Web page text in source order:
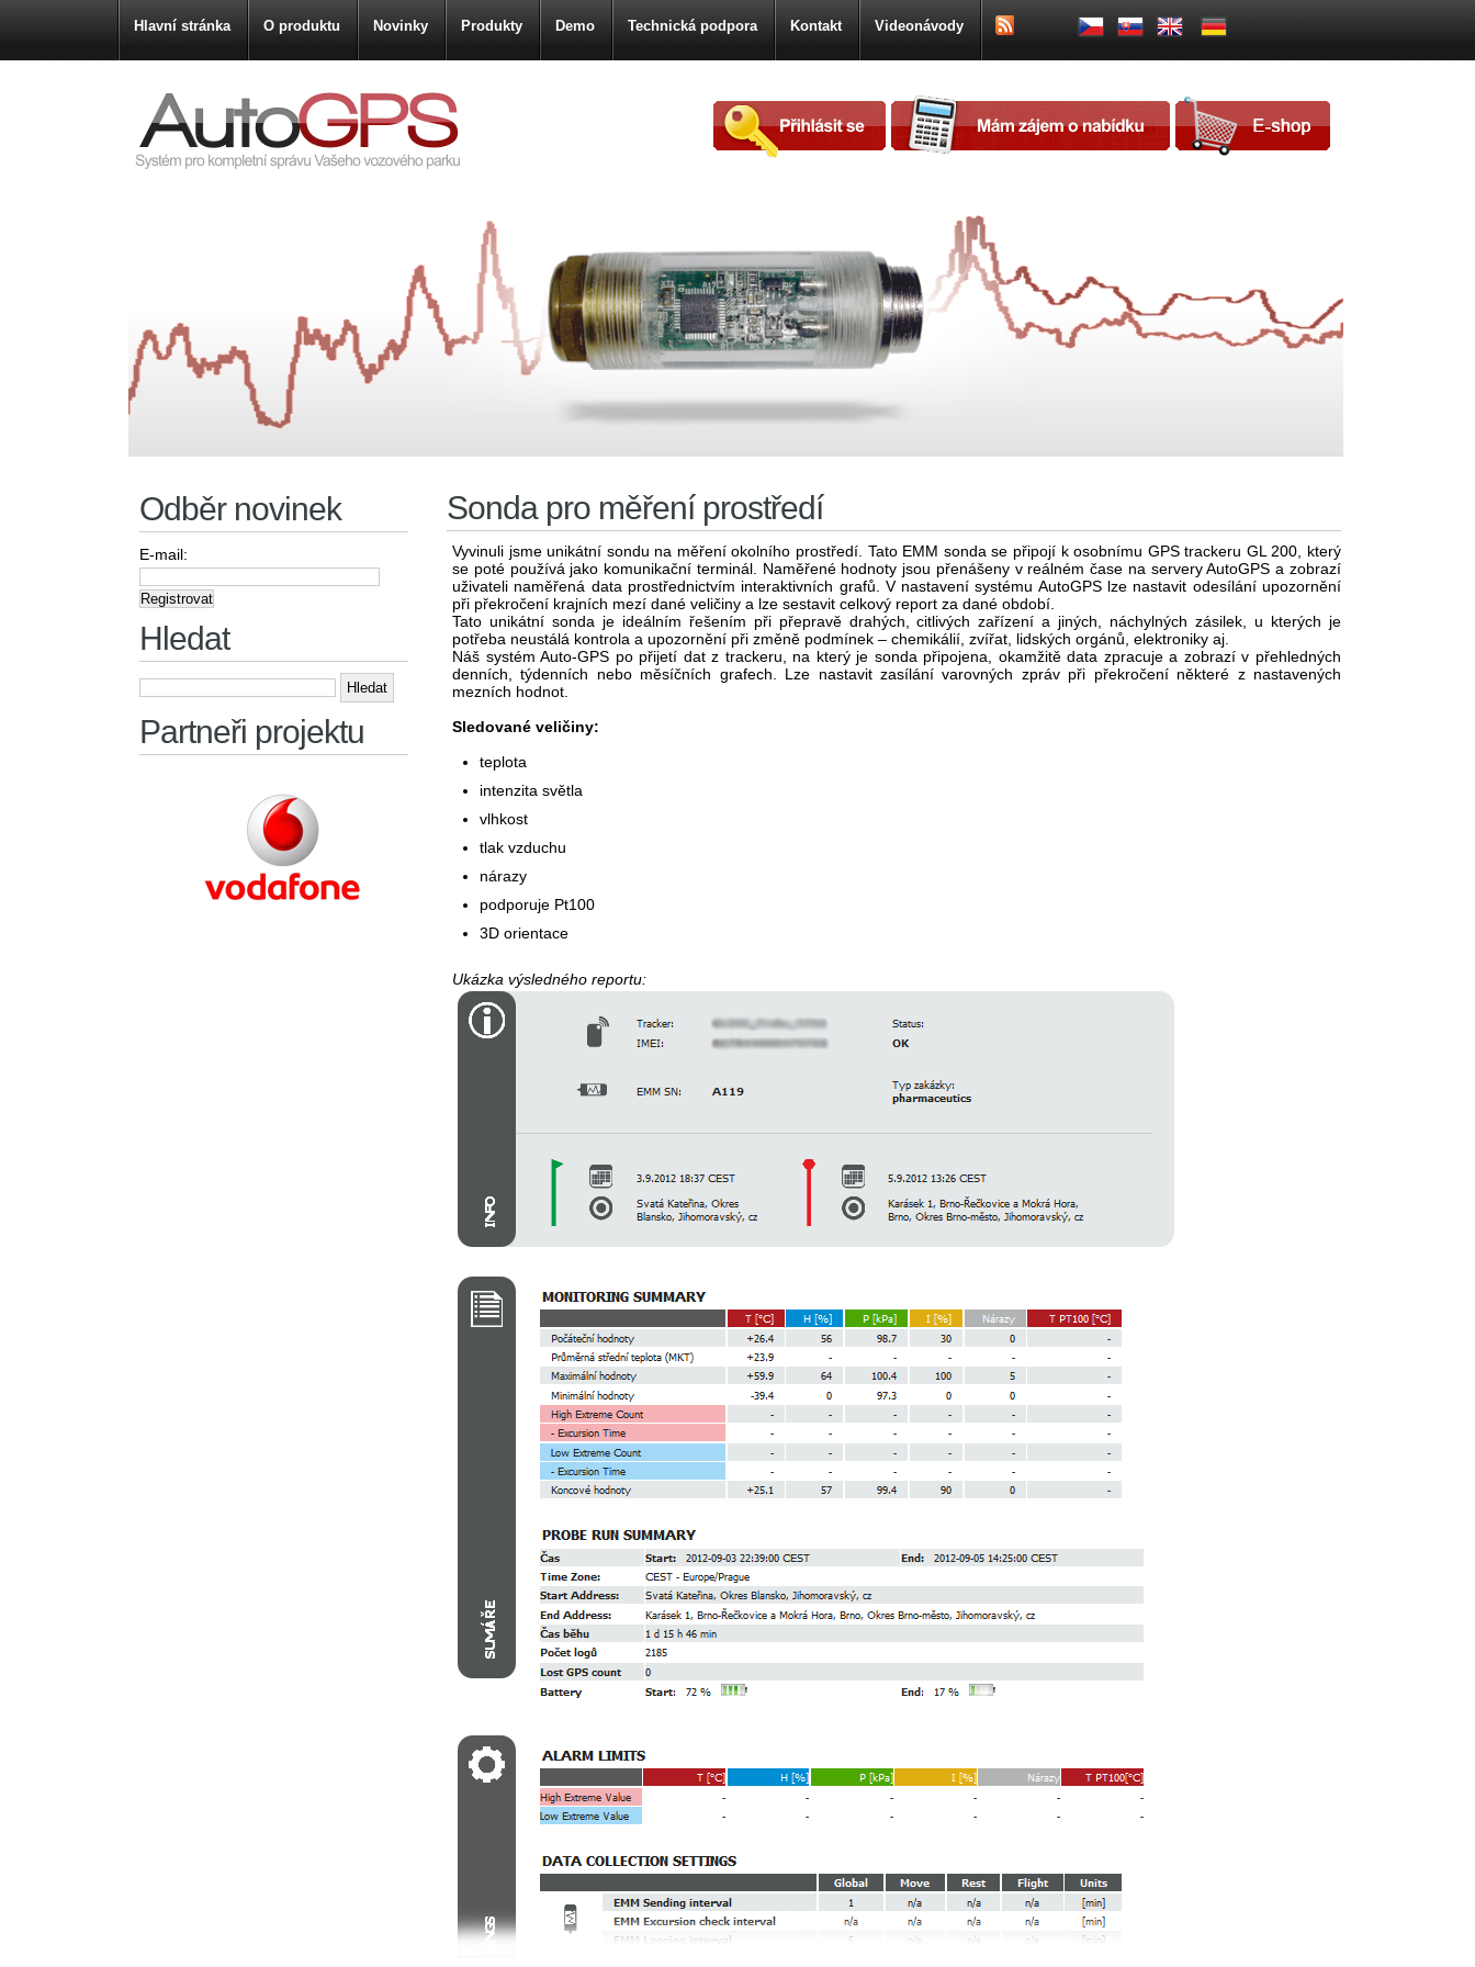
Hlavní stránka O produktu Novinky Produkty Demo Technická podpora Kontakt Videonávody
Odběr novinek
E-mail:
Hledat
Vyhledávání
Partneři projektu
Sonda pro měření prostředí
Vyvinuli jsme unikátní sondu na měření okolního prostředí. Tato EMM sonda se připojí k osobnímu GPS trackeru GL 200, který
se poté používá jako komunikační terminál. Naměřené hodnoty jsou přenášeny v reálném čase na servery AutoGPS a zobrazí
uživateli naměřená data prostřednictvím interaktivních grafů. V nastavení systému AutoGPS lze nastavit odesílání upozornění
při překročení krajních mezí dané veličiny a lze sestavit celkový report za dané období.
Tato unikátní sonda je ideálním řešením při přepravě drahých, citlivých zařízení a jiných, náchylných zásilek, u kterých je
potřeba neustálá kontrola a upozornění při změně podmínek – chemikálií, zvířat, lidských orgánů, elektroniky aj.
Náš systém Auto-GPS po přijetí dat z trackeru, na který je sonda připojena, okamžitě data zpracuje a zobrazí v přehledných
denních, týdenních nebo měsíčních grafech. Lze nastavit zasílání varovných zpráv při překročení některé z nastavených
mezních hodnot.
Sledované veličiny:
teplota
intenzita světla
vlhkost
tlak vzduchu
nárazy
podporuje Pt100
3D orientace
Ukázka výsledného reportu: